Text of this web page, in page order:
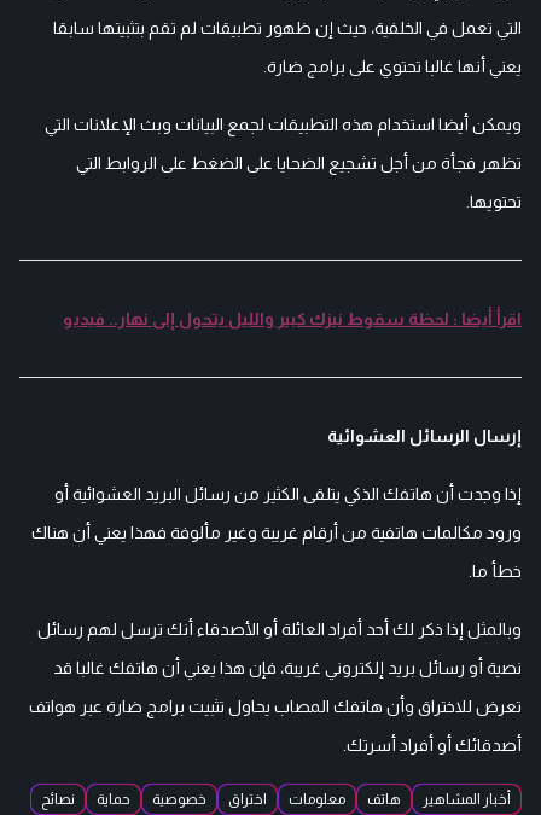
التي تعمل في الخلفية، حيث إن ظهور تطبيقات لم تقم بتثبيتها سابقا
يعني أنها غالبا تحتوي على برامج ضارة.
ويمكن أيضا استخدام هذه التطبيقات لجمع البيانات وبث الإعلانات التي
تظهر فجأة من أجل تشجيع الضحايا على الضغط على الروابط التي
تحتويها.
اقرأ أيضا : لحظة سقوط نيزك كبير والليل يتحول إلى نهار.. فيديو
إرسال الرسائل العشوائية
إذا وجدت أن هاتفك الذكي يتلقى الكثير من رسائل البريد العشوائية أو
ورود مكالمات هاتفية من أرقام غريبة وغير مألوفة فهذا يعني أن هناك
خطأ ما.
وبالمثل إذا ذكر لك أحد أفراد العائلة أو الأصدقاء أنك ترسل لهم رسائل
نصية أو رسائل بريد إلكتروني غريبة، فإن هذا يعني أن هاتفك غالبا قد
تعرض للاختراق وأن هاتفك المصاب يحاول تثبيت برامج ضارة عبر هواتف
أصدقائك أو أفراد أسرتك.
أخبار المشاهير هاتف معلومات اختراق خصوصية حماية نصائح